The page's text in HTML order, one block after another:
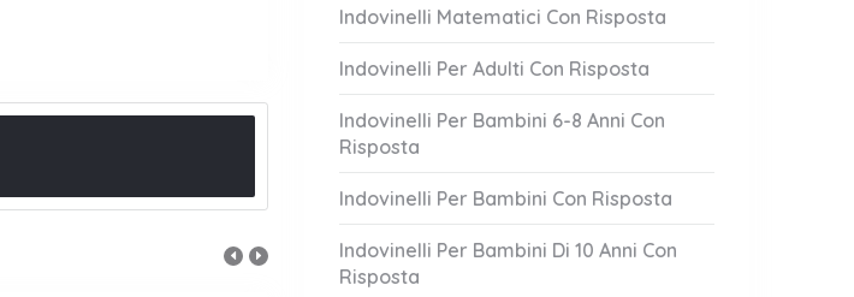
Indovinelli Matematici Con Risposta
Indovinelli Per Adulti Con Risposta
Indovinelli Per Bambini 6-8 Anni Con
Risposta
Indovinelli Per Bambini Con Risposta
Indovinelli Per Bambini Di 10 Anni Con
Risposta